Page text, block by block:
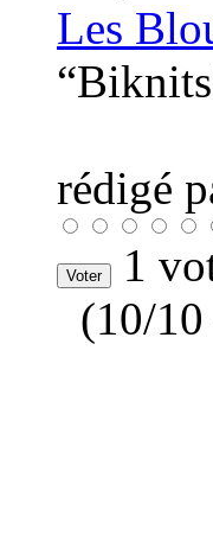
Les
rédigé
1
(10/